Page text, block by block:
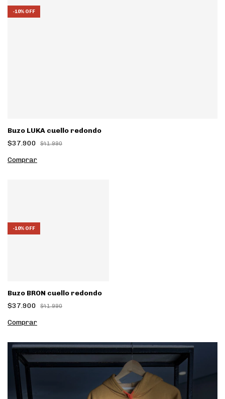
-10% OFF
Buzo LUKA cuello redondo
$37.900
$41.990
Comprar
-10% OFF
Buzo BRON cuello redondo
$37.900
$41.990
Comprar